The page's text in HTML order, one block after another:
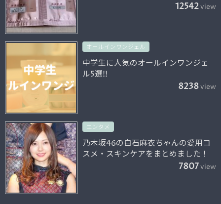
12542view
オールインワンジェル
中学生に人気のオールインワンジェ
ル5選!!
8238view
エンタメ
乃木坂46の白石麻衣ちゃんの愛用コ
スメ・スキンケアをまとめました！
7807view